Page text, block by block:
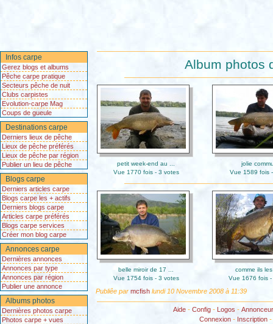
Infos carpe
Gerez blogs et albums
Pêche carpe pratique
Secteurs pêche de nuit
Clubs carpistes
Evolution-carpe Mag
Coups de gueule
Destinations carpe
Derniers lieux de pêche
Lieux de pêche préférés
Lieux de pêche par région
Publier un lieu de pêche
Blogs carpe
Derniers articles carpe
Blogs carpe les + actifs
Derniers blogs carpe
Articles carpe préférés
Blogs carpe services
Créer mon blog carpe
Annonces carpe
Dernières annonces
Annonces par type
Annonces par région
Publier une annonce
Albums photos
Dernières photos carpe
Photos carpe + vues
Album photos
petit week-end au ...
Vue 1770 fois - 3 votes
jolie
Vue 1589 fois
belle miroir de 17 ...
Vue 1754 fois - 3 votes
comme ils
Vue 1676 fois -
Publiêe par mcfishlundi 10 Novembre 2008 à 11:39
Aide- Config- Logos -
Connexion - Inscription -